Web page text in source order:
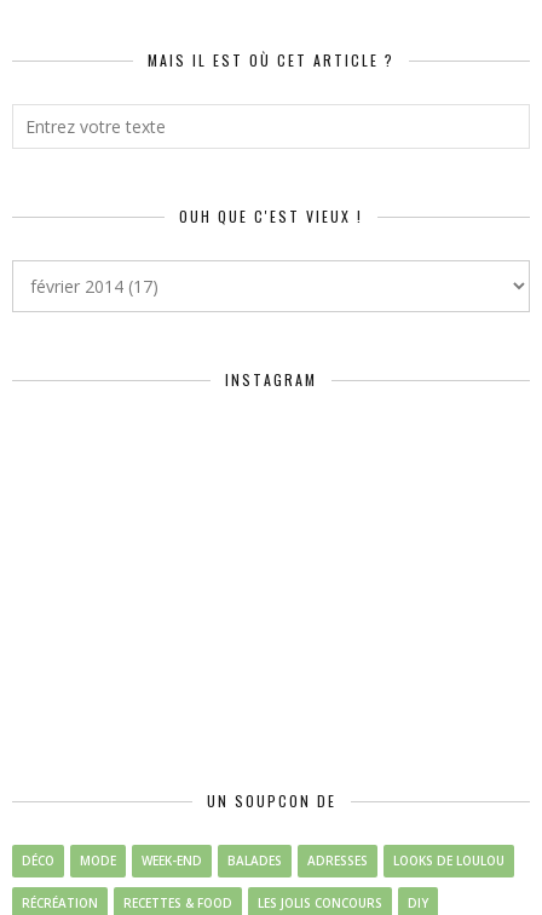
MAIS IL EST OÙ CET ARTICLE ?
OUH QUE C'EST VIEUX !
INSTAGRAM
UN SOUPCON DE
DÉCO MODE WEEK-END BALADES ADRESSES LOOKS DE LOULOU
RÉCRÉATION RECETTES & FOOD LES JOLIS CONCOURS DIY